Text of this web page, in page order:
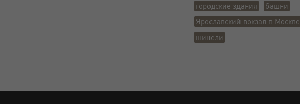
городские здания
башни
Ярославский вокзал в Москве
шинели